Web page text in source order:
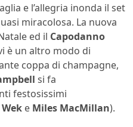
e l’allegria inonda il set
miracolosa. La nuova
ed il Capodanno
è un altro modo di
coppa di champagne,
si fa
festosissimi
e Miles MacMillan).